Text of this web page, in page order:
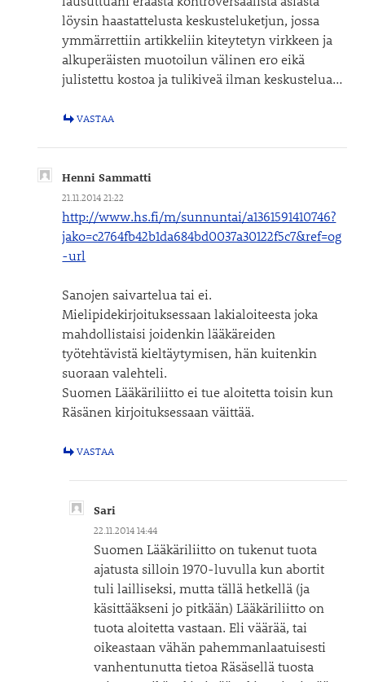
löysin haastattelusta keskusteluketjun, jossa
ymmärrettiin artikkeliin kiteytetyn virkkeen ja
alkuperäisten muotoilun välinen ero eikä
julistettu kostoa ja tulikiveä ilman keskustelua…
VASTAA
Henni Sammatti
21.11.2014 21:22
http://www.hs.fi/m/sunnuntai/a1361591410746?
jako=c2764fb42b1da684bd0037a30122f5c7&ref=og
-url
Sanojen saivartelua tai ei.
Mielipidekirjoituksessaan lakialoiteesta joka
mahdollistaisi joidenkin lääkäreiden
työtehtävistä kieltäytymisen, hän kuitenkin
suoraan valehteli.
Suomen Lääkäriliitto ei tue aloitetta toisin kun
Räsänen kirjoituksessaan väittää.
VASTAA
Sari
22.11.2014 14:44
Suomen Lääkäriliitto on tukenut tuota
ajatusta silloin 1970-luvulla kun abortit
tuli lailliseksi, mutta tällä hetkellä (ja
käsittääkseni jo pitkään) Lääkäriliitto on
tuota aloitetta vastaan. Eli väärää, tai
oikeastaan vähän pahemmanlaatuisesti
vanhentunutta tietoa Räsäsellä tuosta